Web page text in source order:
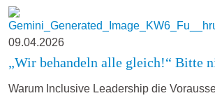
09.04.2026
„Wir behandeln alle gleich!“ Bitte
Warum Inclusive Leadership die